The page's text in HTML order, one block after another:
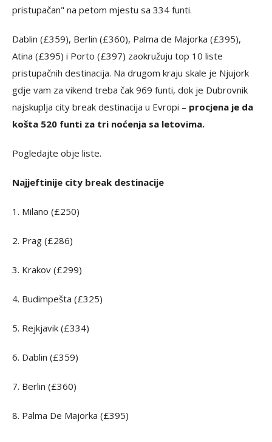
pristupačan" na petom mjestu sa 334 funti.
Dablin (£359), Berlin (£360), Palma de Majorka (£395),
Atina (£395) i Porto (£397) zaokružuju top 10 liste
pristupačnih destinacija. Na drugom kraju skale je Njujork
gdje vam za vikend treba čak 969 funti, dok je Dubrovnik
najskuplja city break destinacija u Evropi – procjena je da
košta 520 funti za tri noćenja sa letovima.
Pogledajte obje liste.
Najjeftinije city break destinacije
1. Milano (£250)
2. Prag (£286)
3. Krakov (£299)
4. Budimpešta (£325)
5. Rejkjavik (£334)
6. Dablin (£359)
7. Berlin (£360)
8. Palma De Majorka (£395)